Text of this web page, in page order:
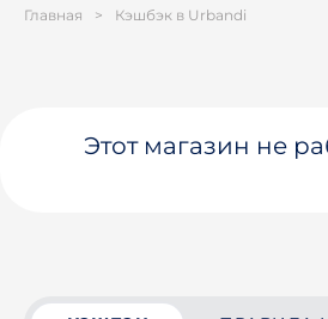
Главная > Кэшбэк в Urbandi
Этот магазин не